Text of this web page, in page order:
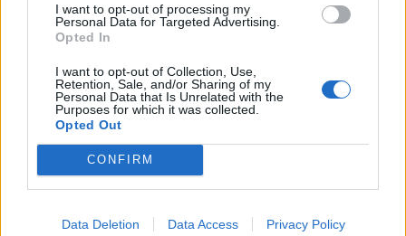
I want to opt-out of processing my
Personal Data for Targeted Advertising.
Opted In
I want to opt-out of Collection, Use,
Retention, Sale, and/or Sharing of my
Personal Data that Is Unrelated with the
Purposes for which it was collected.
Opted Out
CONFIRM
Data Deletion Data Access Privacy Policy